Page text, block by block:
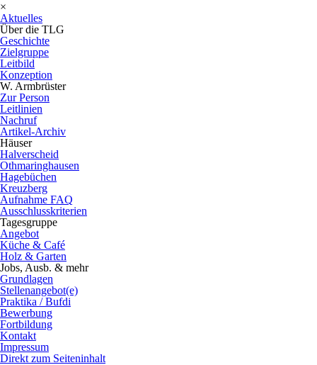
×
Aktuelles
Über die TLG
Geschichte
Zielgruppe
Leitbild
Konzeption
W. Armbrüster
Zur Person
Leitlinien
Nachruf
Artikel-Archiv
Häuser
Halverscheid
Othmaringhausen
Hagebüchen
Kreuzberg
Aufnahme FAQ
Ausschlusskriterien
Tagesgruppe
Angebot
Küche & Café
Holz & Garten
Jobs, Ausb. & mehr
Grundlagen
Stellenangebot(e)
Praktika / Bufdi
Bewerbung
Fortbildung
Kontakt
Impressum
Direkt zum Seiteninhalt